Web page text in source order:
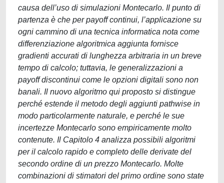
causa dell’uso di simulazioni Montecarlo. Il punto di
partenza è che per payoff continui, l’applicazione su
ogni cammino di una tecnica informatica nota come
differenziazione algoritmica aggiunta fornisce
gradienti accurati di lunghezza arbitraria in un breve
tempo di calcolo; tuttavia, le generalizzazioni a
payoff discontinui come le opzioni digitali sono non
banali. Il nuovo algoritmo qui proposto si distingue
perché estende il metodo degli aggiunti pathwise in
modo particolarmente naturale, e perché le sue
incertezze Montecarlo sono empiricamente molto
contenute. Il Capitolo 4 analizza possibili algoritmi
per il calcolo rapido e completo delle derivate del
secondo ordine di un prezzo Montecarlo. Molte
combinazioni di stimatori del primo ordine sono state